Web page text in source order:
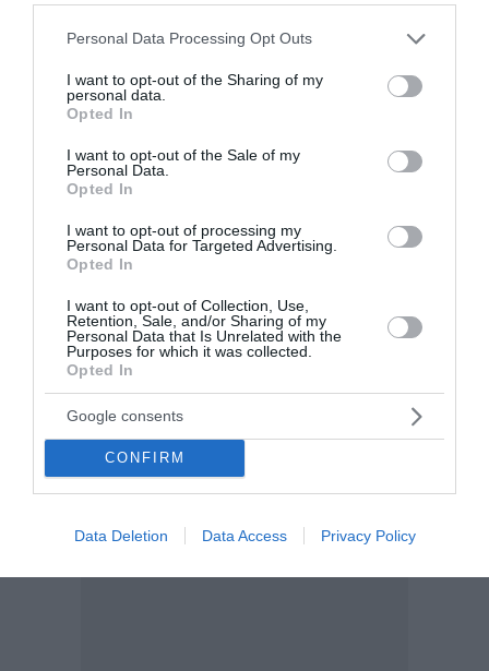
Please note that this website/app uses one or more Google
not limited to your visit or usage behaviour. You may click to
grant or deny consent to Google and its third-party tags to
use your data for below specified purposes in below Google
consent section.
Personal Data Processing Opt Outs
I want to opt-out of the Sharing of my
personal data.
Opted In
I want to opt-out of the Sale of my
Personal Data.
Opted In
I want to opt-out of processing my
Personal Data for Targeted Advertising.
Opted In
I want to opt-out of Collection, Use,
Retention, Sale, and/or Sharing of my
Personal Data that Is Unrelated with the
Purposes for which it was collected.
Opted In
Google consents
CONFIRM
Data Deletion Data Access Privacy Policy
από τις σημαντικότερες μεταγραφικές κινήσεις του
κρούσης τους. ...
09:15 | 05 Αυγούστου 2026